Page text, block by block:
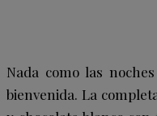
Nada como las
bienvenida. La